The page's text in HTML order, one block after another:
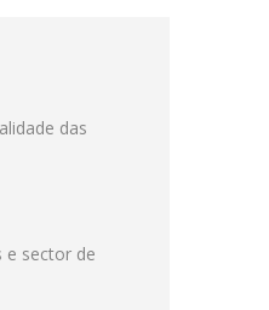
das
e sector de